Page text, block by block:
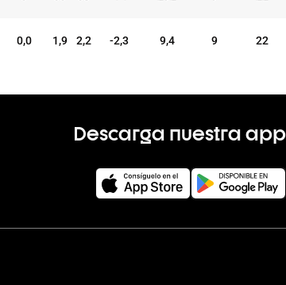
0,0 1,9 2,2 -2,3 9,4 9 22
Descarga nuestra app